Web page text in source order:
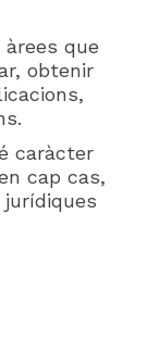
que
obtenir
caràcter
cap cas,